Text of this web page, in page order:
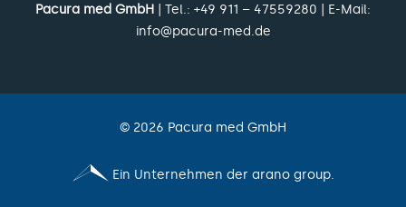
Pacura med GmbH | Tel.: +49 911 – 47559280 | E-Mail:
info@pacura-med.de
© 2026 Pacura med GmbH
Ein Unternehmen der arano group.